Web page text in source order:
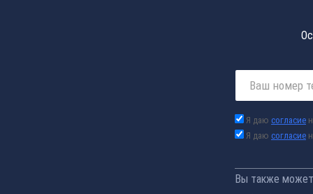
Я даю согласие
Я даю согласие
Вы также